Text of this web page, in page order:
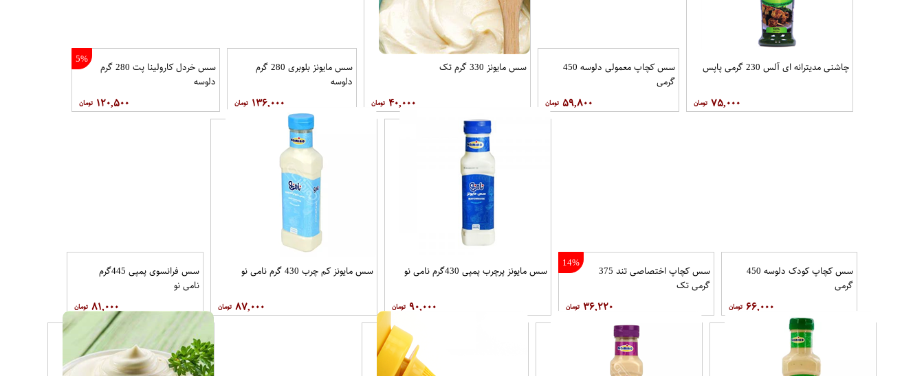
چاشنی مدیترانه ای آلس 230 گرمی پاپس
۷۵,۰۰۰
سس کچاپ معمولی دلوسه 450
گرمی
۵۹,۸۰۰
سس مایونز 330 گرم تک
۴۰,۰۰۰
سس مایونز بلوبری 280 گرم
دلوسه
۱۳۶,۰۰۰
5%
سس خردل کارولینا پت 280 گرم
دلوسه
۱۲۰,۵۰۰
سس کچاپ کودک دلوسه 450
گرمی
۶۶,۰۰۰
14%
سس کچاپ اختصاصی تند 375
گرمی تک
۳۶,۲۲۰
سس مایونز پرچرب پمپی 430گرم نامی نو
۹۰,۰۰۰
سس مایونز کم چرب 430 گرم نامی نو
۸۷,۰۰۰
سس فرانسوی پمپی 445گرم نامی نو
۸۱,۰۰۰